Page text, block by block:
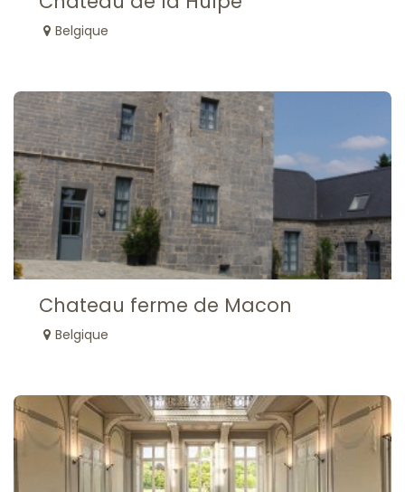
Belgique
Chateau ferme de Macon
Belgique